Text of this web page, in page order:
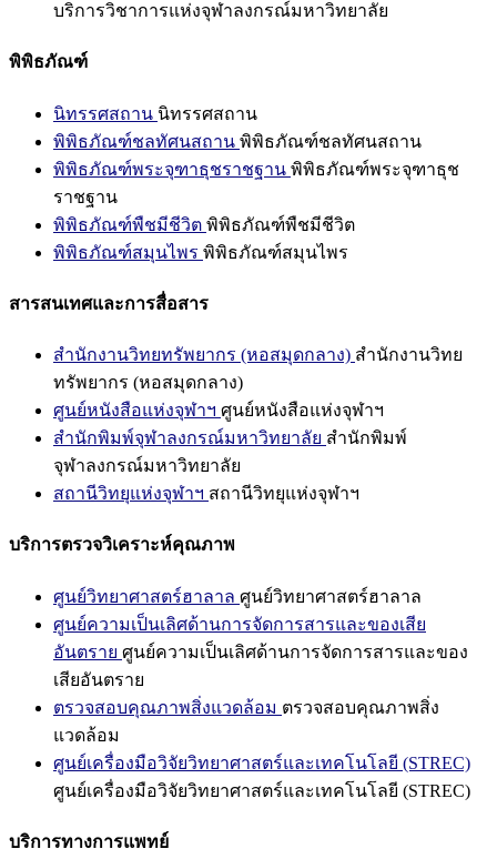
บริการวิชาการแห่งจุฬาลงกรณ์มหาวิทยาลัย
พิพิธภัณฑ์
นิทรรศสถาน นิทรรศสถาน
พิพิธภัณฑ์ชลทัศนสถาน พิพิธภัณฑ์ชลทัศนสถาน
พิพิธภัณฑ์พระจุฑาธุชราชฐาน พิพิธภัณฑ์พระจุฑาธุช
ราชฐาน
พิพิธภัณฑ์พืชมีชีวิต พิพิธภัณฑ์พืชมีชีวิต
พิพิธภัณฑ์สมุนไพร พิพิธภัณฑ์สมุนไพร
สารสนเทศและการสื่อสาร
สำนักงานวิทยทรัพยากร (หอสมุดกลาง) สำนักงานวิทย
ทรัพยากร (หอสมุดกลาง)
ศูนย์หนังสือแห่งจุฬาฯ ศูนย์หนังสือแห่งจุฬาฯ
สำนักพิมพ์จุฬาลงกรณ์มหาวิทยาลัย สำนักพิมพ์
จุฬาลงกรณ์มหาวิทยาลัย
สถานีวิทยุแห่งจุฬาฯ สถานีวิทยุแห่งจุฬาฯ
บริการตรวจวิเคราะห์คุณภาพ
ศูนย์วิทยาศาสตร์ฮาลาล ศูนย์วิทยาศาสตร์ฮาลาล
ศูนย์ความเป็นเลิศด้านการจัดการสารและของเสีย
อันตราย ศูนย์ความเป็นเลิศด้านการจัดการสารและของ
เสียอันตราย
ตรวจสอบคุณภาพสิ่งแวดล้อม ตรวจสอบคุณภาพสิ่ง
แวดล้อม
ศูนย์เครื่องมือวิจัยวิทยาศาสตร์และเทคโนโลยี (STREC)
ศูนย์เครื่องมือวิจัยวิทยาศาสตร์และเทคโนโลยี (STREC)
บริการทางการแพทย์